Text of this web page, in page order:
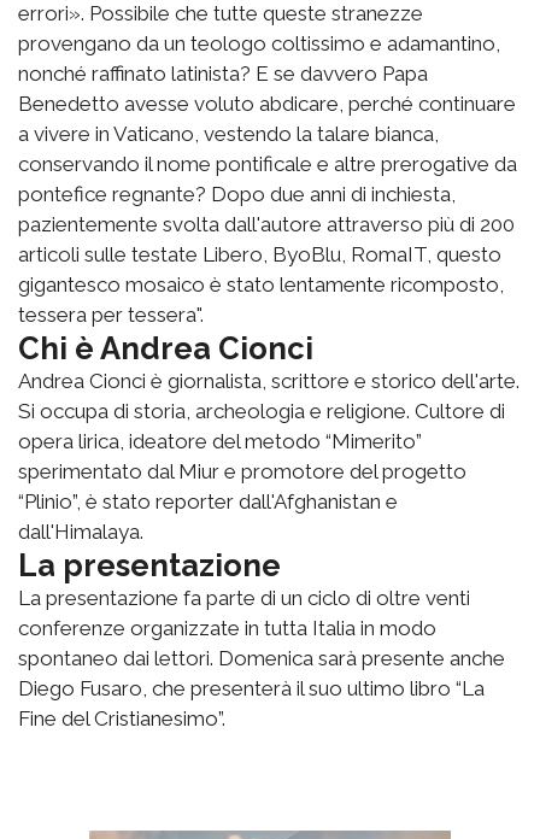
errori». Possibile che tutte queste stranezze
provengano da un teologo coltissimo e adamantino,
nonché raffinato latinista? E se davvero Papa
Benedetto avesse voluto abdicare, perché continuare
a vivere in Vaticano, vestendo la talare bianca,
conservando il nome pontificale e altre prerogative da
pontefice regnante? Dopo due anni di inchiesta,
pazientemente svolta dall'autore attraverso più di 200
articoli sulle testate Libero, ByoBlu, RomaIT, questo
gigantesco mosaico è stato lentamente ricomposto,
tessera per tessera".
Chi è Andrea Cionci
Andrea Cionci è giornalista, scrittore e storico dell'arte.
Si occupa di storia, archeologia e religione. Cultore di
opera lirica, ideatore del metodo “Mimerito”
sperimentato dal Miur e promotore del progetto
“Plinio”, è stato reporter dall'Afghanistan e
dall'Himalaya.
La presentazione
La presentazione fa parte di un ciclo di oltre venti
conferenze organizzate in tutta Italia in modo
spontaneo dai lettori. Domenica sarà presente anche
Diego Fusaro, che presenterà il suo ultimo libro “La
Fine del Cristianesimo”.